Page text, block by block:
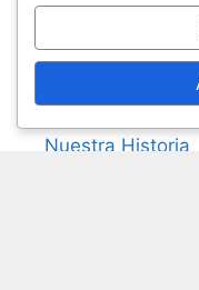
Términos y
Política de
Política de
Nuestra Historia